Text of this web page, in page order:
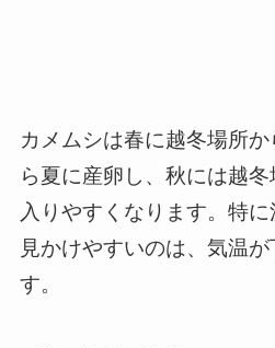
カメムシは春に越冬場所
ら夏に産卵し、秋には越
入りやすくなります。特
見かけやすいのは、気温
す。